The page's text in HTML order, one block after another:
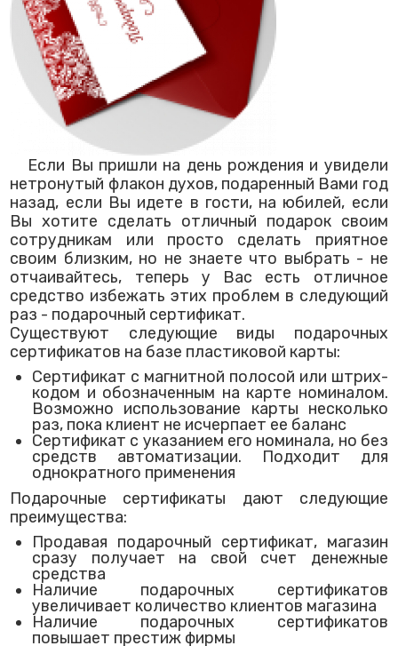
Если Вы пришли на день рождения и увидели
нетронутый флакон духов, подаренный Вами год
назад, если Вы идете в гости, на юбилей, если
Вы хотите сделать отличный подарок своим
сотрудникам или просто сделать приятное
своим близким, но не знаете что выбрать - не
отчаивайтесь, теперь у Вас есть отличное
средство избежать этих проблем в следующий
раз - подарочный сертификат.
Существуют следующие виды подарочных
сертификатов на базе пластиковой карты:
Сертификат с магнитной полосой или штрих-
кодом и обозначенным на карте номиналом.
Возможно использование карты несколько
раз, пока клиент не исчерпает ее баланс
Сертификат с указанием его номинала, но без
средств автоматизации. Подходит для
однократного применения
Подарочные сертификаты дают следующие
преимущества:
Продавая подарочный сертификат, магазин
сразу получает на свой счет денежные
средства
Наличие подарочных сертификатов
увеличивает количество клиентов магазина
Наличие подарочных сертификатов
повышает престиж фирмы